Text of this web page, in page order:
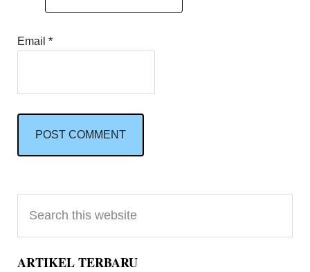
Email*
Primary
Sidebar
this
website
ARTIKEL TERBARU